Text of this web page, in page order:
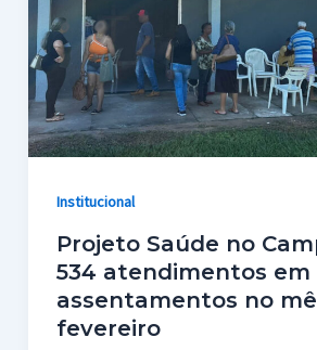
Institucional
Projeto Saúde no
534 atendimentos em
assentamentos no
fevereiro